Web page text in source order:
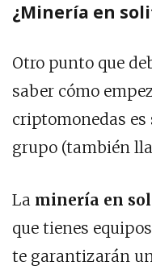
¿Minería en
Otro punto que
saber cómo
criptomonedas es
grupo (también
La minería en
que tienes
te garantizarán